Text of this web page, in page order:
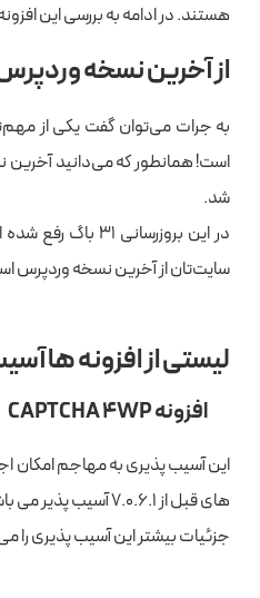
هستند. در ادامه به بررسی این
از آخرین نسخه
به جرات می‌توان گفت یکی از
است! همانطور که می‌دانید
شد.
در این
سایت‌تان از آخرین نسخه وردپرس
لیستی از افزونه ها
افزونهCAPTCHA 4WP
های قبل از ۷.۰.۶.۱ آسیب پذیر می باشند و در نسخه ۷.۱.۰ این آسیب پذیری رفع شده است.
جزئیات بیشتر این آسیب پذیری را